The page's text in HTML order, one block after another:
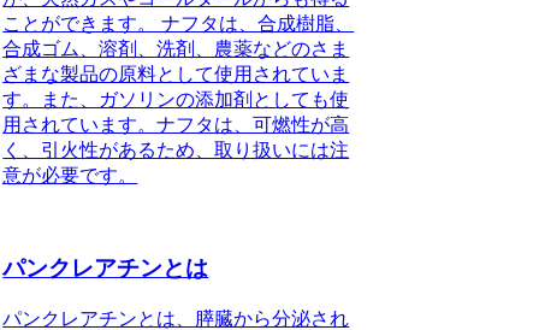
ことができます。 ナフタは、合成樹脂、
合成ゴム、溶剤、洗剤、農薬などのさま
ざまな製品の原料として使用されていま
す。また、ガソリンの添加剤としても使
用されています。ナフタは、可燃性が高
く、引火性があるため、取り扱いには注
意が必要です。
パンクレアチンとは
パンクレアチンとは、膵臓から分泌され